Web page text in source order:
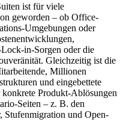
ist für viele
geworden – ob Office-
Umgebungen oder
in-Sorgen oder die
Gleichzeitig ist die
Millionen
und eingebettete
Produkt-Ablösungen
Seiten – z. B. den
und Open-